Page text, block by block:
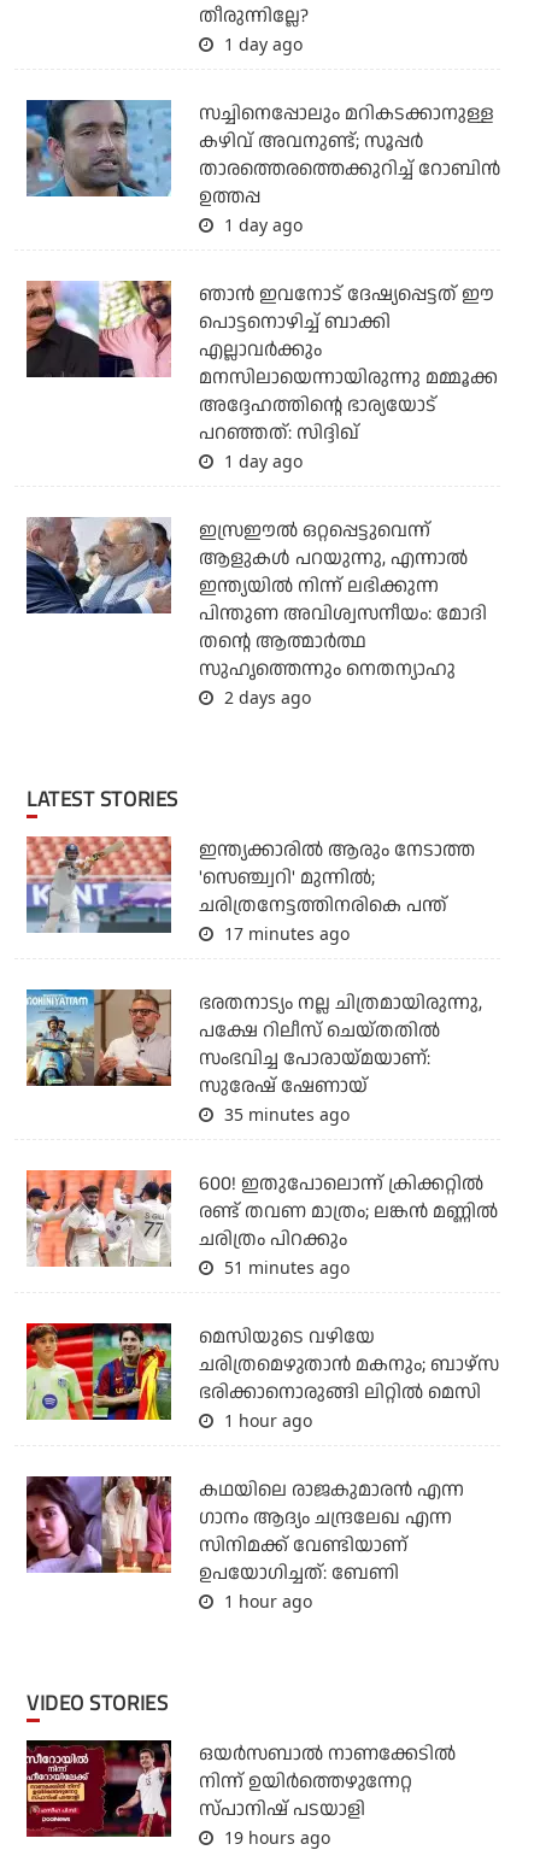
തീരുന്നില്ലേ?
1 day ago
സച്ചിനെപ്പോലും മറികടക്കാനുള്ള
കഴിവ് അവനുണ്ട്; സൂപ്പര്‍
താരത്തെരത്തെക്കുറിച്ച് റോബിന്‍
ഉത്തപ്പ
1 day ago
ഞാന്‍ ഇവനോട് ദേഷ്യപ്പെട്ടത് ഈ
പൊട്ടനൊഴിച്ച് ബാക്കി
എല്ലാവര്‍ക്കും
മനസിലായെന്നായിരുന്നു മമ്മൂക്ക
അദ്ദേഹത്തിന്റെ ഭാര്യയോട്
പറഞ്ഞത്: സിദ്ദിഖ്
1 day ago
ഇസ്രഈല്‍ ഒറ്റപ്പെട്ടുവെന്ന്
ആളുകള്‍ പറയുന്നു, എന്നാല്‍
ഇന്ത്യയില്‍ നിന്ന് ലഭിക്കുന്ന
പിന്തുണ അവിശ്വസനീയം: മോദി
തന്റെ ആത്മാര്‍ത്ഥ
സുഹൃത്തെന്നും നെതന്യാഹു
2 days ago
LATEST STORIES
ഇന്ത്യക്കാരില്‍ ആരും നേടാത്ത
'സെഞ്ച്വറി' മുന്നില്‍;
ചരിത്രനേട്ടത്തിനരികെ പന്ത്
17 minutes ago
ഭരതനാട്യം നല്ല ചിത്രമായിരുന്നു,
പക്ഷേ റിലീസ് ചെയ്തതില്‍
സംഭവിച്ച പോരായ്മയാണ്:
സുരേഷ് ഷേണായ്
35 minutes ago
600! ഇതുപോലൊന്ന് ക്രിക്കറ്റില്‍
രണ്ട് തവണ മാത്രം; ലങ്കന്‍ മണ്ണില്‍
ചരിത്രം പിറക്കും
51 minutes ago
മെസിയുടെ വഴിയേ
ചരിത്രമെഴുതാന്‍ മകനും; ബാഴ്‌സ
ഭരിക്കാനൊരുങ്ങി ലിറ്റില്‍ മെസി
1 hour ago
കഥയിലെ രാജകുമാരൻ എന്ന
ഗാനം ആദ്യം ചന്ദ്രലേഖ എന്ന
സിനിമക്ക് വേണ്ടിയാണ്
ഉപയോഗിച്ചത്: ബേണി
1 hour ago
VIDEO STORIES
ഒയര്‍സബാൽ നാണക്കേടിൽ
നിന്ന് ഉയിർത്തെഴുന്നേറ്റ
സ്പാനിഷ് പടയാളി
19 hours ago